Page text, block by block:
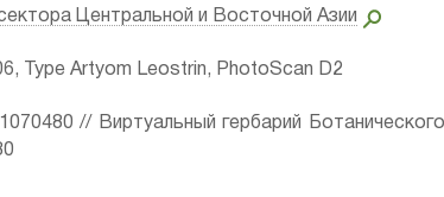
Центральной и Восточной Азии
Type Artyom Leostrin, PhotoScan D2
// Виртуальный гербарий